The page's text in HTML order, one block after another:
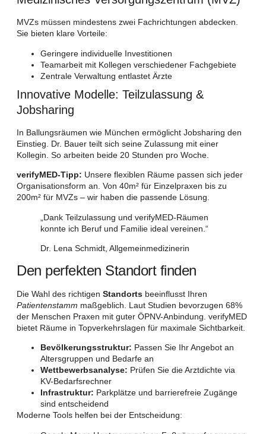
MVZs müssen mindestens zwei Fachrichtungen abdecken.
Sie bieten klare Vorteile:
Geringere individuelle Investitionen
Teamarbeit mit Kollegen verschiedener Fachgebiete
Zentrale Verwaltung entlastet Ärzte
Innovative Modelle: Teilzulassung &
Jobsharing
In Ballungsräumen wie München ermöglicht Jobsharing den
Einstieg. Dr. Bauer teilt sich seine Zulassung mit einer
Kollegin. So arbeiten beide 20 Stunden pro Woche.
verifyMED-Tipp: Unsere flexiblen Räume passen sich jeder
Organisationsform an. Von 40m² für Einzelpraxen bis zu
200m² für MVZs – wir haben die passende Lösung.
„Dank Teilzulassung und verifyMED-Räumen
konnte ich Beruf und Familie ideal vereinen.“
Dr. Lena Schmidt, Allgemeinmedizinerin
Den perfekten Standort finden
Die Wahl des richtigen Standorts beeinflusst Ihren
Patientenstamm maßgeblich. Laut Studien bevorzugen 68%
der Menschen Praxen mit guter ÖPNV-Anbindung. verifyMED
bietet Räume in Topverkehrslagen für maximale Sichtbarkeit.
Bevölkerungsstruktur: Passen Sie Ihr Angebot an
Altersgruppen und Bedarfe an
Wettbewerbsanalyse: Prüfen Sie die Arztdichte via
KV-Bedarfsrechner
Infrastruktur: Parkplätze und barrierefreie Zugänge
sind entscheidend
Moderne Tools helfen bei der Entscheidung: